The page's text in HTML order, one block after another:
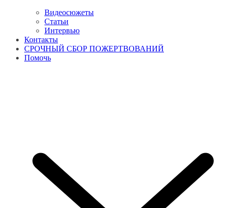
Видеосюжеты
Статьи
Интервью
Контакты
СРОЧНЫЙ СБОР ПОЖЕРТВОВАНИЙ
Помочь